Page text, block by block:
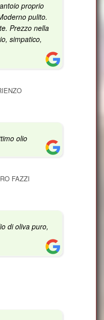
proprio
pulito.
Prezzo nella
simpatico,
olio
FAZZI
di oliva puro,